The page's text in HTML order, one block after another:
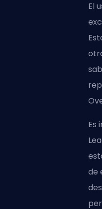
El
Es
de